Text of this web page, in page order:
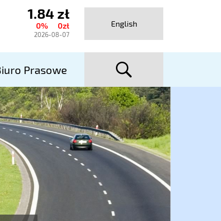
Aktualny
1.84 zł
0% 0zł
2026-08-07
English
Prasowe